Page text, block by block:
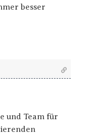
besser
und Team für